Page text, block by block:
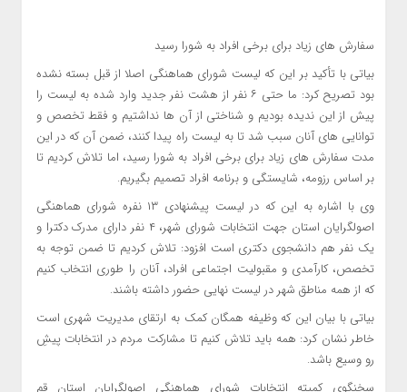
سفارش های زیاد برای برخی افراد به شورا رسید
بیاتی با تأکید بر این که لیست شورای هماهنگی اصلا از قبل بسته نشده
بود تصریح کرد: ما حتی ۶ نفر از هشت نفر جدید وارد شده به لیست را
پیش از این ندیده بودیم و شناختی از آن ها نداشتیم و فقط تخصص و
توانایی های آنان سبب شد تا به لیست راه پیدا کنند، ضمن آن که در این
مدت سفارش های زیاد برای برخی افراد به شورا رسید، اما تلاش کردیم تا
بر اساس رزومه، شایستگی و برنامه افراد تصمیم بگیریم.
وی با اشاره به این که در لیست پیشنهادی ۱۳ نفره شورای هماهنگی
اصولگرایان استان جهت انتخابات شورای شهر، ۴ نفر دارای مدرک دکترا و
یک نفر هم دانشجوی دکتری است افزود: تلاش کردیم تا ضمن توجه به
تخصص، کارآمدی و مقبولیت اجتماعی افراد، آنان را طوری انتخاب کنیم
که از همه مناطق شهر در لیست نهایی حضور داشته باشند.
بیاتی با بیان این که وظیفه همگان کمک به ارتقای مدیریت شهری است
خاطر نشان کرد: همه باید تلاش کنیم تا مشارکت مردم در انتخابات پیشِ
رو وسیع باشد.
سخنگوی کمیته انتخابات شورای هماهنگی اصولگرایان استان قم